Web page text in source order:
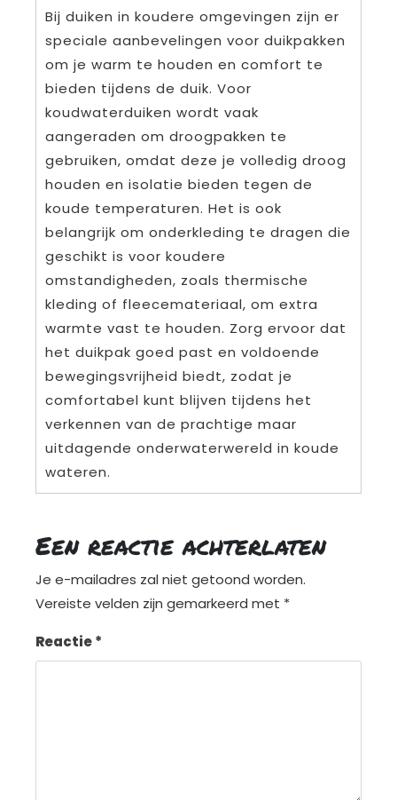
Bij duiken in koudere omgevingen zijn er
speciale aanbevelingen voor duikpakken
om je warm te houden en comfort te
bieden tijdens de duik. Voor
koudwaterduiken wordt vaak
aangeraden om droogpakken te
gebruiken, omdat deze je volledig droog
houden en isolatie bieden tegen de
koude temperaturen. Het is ook
belangrijk om onderkleding te dragen die
geschikt is voor koudere
omstandigheden, zoals thermische
kleding of fleecemateriaal, om extra
warmte vast te houden. Zorg ervoor dat
het duikpak goed past en voldoende
bewegingsvrijheid biedt, zodat je
comfortabel kunt blijven tijdens het
verkennen van de prachtige maar
uitdagende onderwaterwereld in koude
wateren.
Een reactie achterlaten
Je e-mailadres zal niet getoond worden.
Vereiste velden zijn gemarkeerd met *
Reactie*